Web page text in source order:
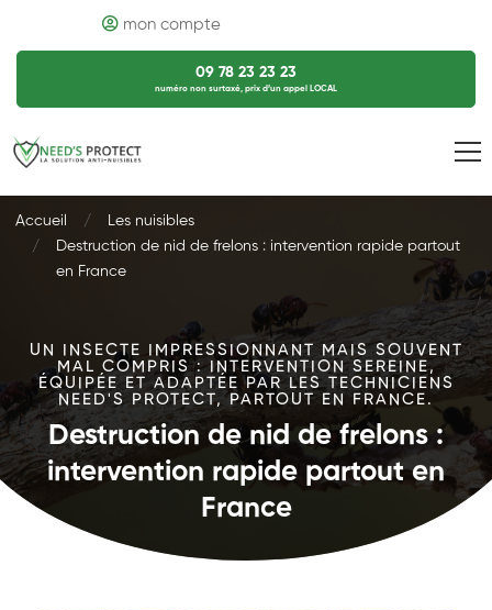
mon compte
09 78 23 23 23
numéro non surtaxé, prix d’un appel LOCAL
Accueil
Les nuisibles
Destruction de nid de frelons : intervention rapide partout
en France
UN INSECTE IMPRESSIONNANT MAIS SOUVENT
MAL COMPRIS : INTERVENTION SEREINE,
ÉQUIPÉE ET ADAPTÉE PAR LES TECHNICIENS
NEED'S PROTECT, PARTOUT EN FRANCE.
Destruction de nid de frelons :
intervention rapide partout en
France